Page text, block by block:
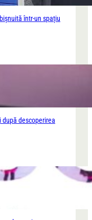
într-un spațiu
după descoperirea